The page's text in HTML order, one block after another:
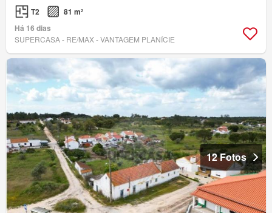
T2
81 m²
Há 16 dias
SUPERCASA - RE/MAX - VANTAGEM PLANÍCIE
12 Fotos